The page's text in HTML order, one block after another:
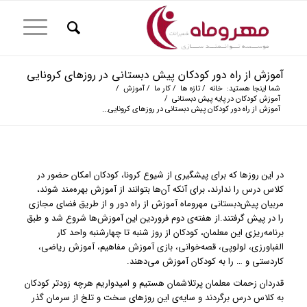
آموزش از راه دور کودکان پیش دبستانی در روزهای کرونایی
شما اینجا هستید: خانه / تازه ها / کار ما / آموزش /
آموزش کودکان در پایه پیش دبستانی /
آموزش از راه دور کودکان پیش دبستانی در روزهای کرونایی...
در این روزها که برای پیشگیری از شیوع کرونا، کودکان امکان حضور در
کلاس درس را ندارند، برای آنکه آن‌ها بتوانند از آموزش بهره‌مند شوند،
مربیان پیش‌دبستانی مهروماه آموزش از راه دور و از طریق فضای مجازی
را در پیش گرفتند.از هفته‌ی دوم فروردین این آموزش‌ها شروع شد و طبق
برنامه‌‌ریزی این معلمان، کودکان از روز شنبه تا چهارشنبه واحد کار
الفباورزی، لولوپی، قصه‌خوانی، بازی آموزش مفاهیم، آموزش ریاضی،
کاردستی و … را به کودکان آموزش می‌دهند.
قدردان زحمات معلمان پرتلاشمان هستیم و امیدواریم هرچه زودتر کودکان
به کلاس درس برگردند و سایه‌ی این روزهای سخت و تلخ از سرمان گذر